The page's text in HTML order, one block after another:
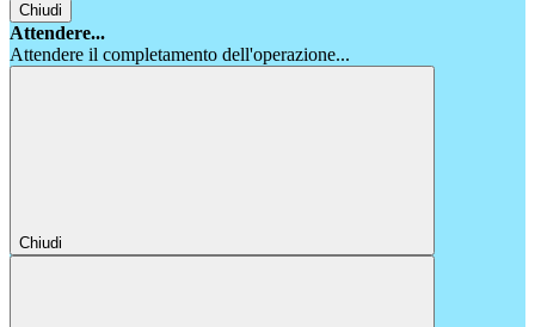
Chiudi
Attendere...
Attendere il completamento dell'operazione...
Chiudi